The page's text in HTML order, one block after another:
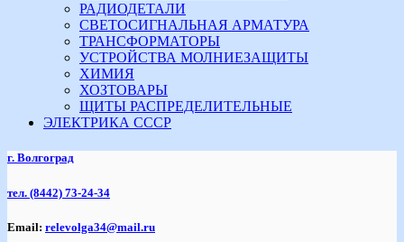
РАДИОДЕТАЛИ
СВЕТОСИГНАЛЬНАЯ АРМАТУРА
ТРАНСФОРМАТОРЫ
УСТРОЙСТВА МОЛНИЕЗАЩИТЫ
ХИМИЯ
ХОЗТОВАРЫ
ЩИТЫ РАСПРЕДЕЛИТЕЛЬНЫЕ
ЭЛЕКТРИКА СССР
г. Волгоград
тел. (8442) 73-24-34
Email: relevolga34@mail.ru